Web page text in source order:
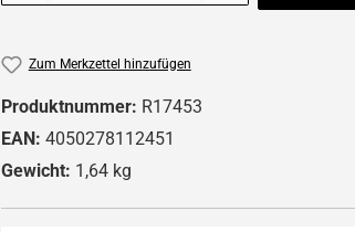
Zum Merkzettel hinzufügen
Produktnummer: R17453
EAN: 4050278112451
Gewicht: 1,64 kg